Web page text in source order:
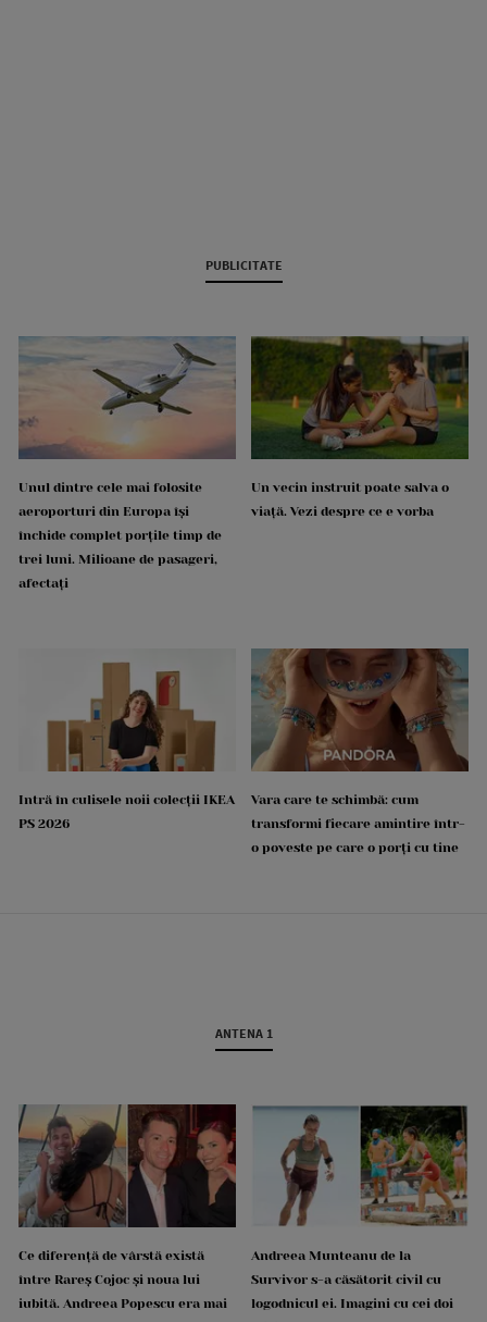
PUBLICITATE
Unul dintre cele mai folosite
aeroporturi din Europa își
închide complet porțile timp de
trei luni. Milioane de pasageri,
afectați
Un vecin instruit poate salva o
viață. Vezi despre ce e vorba
Intră în culisele noii colecții IKEA
PS 2026
Vara care te schimbă: cum
transformi fiecare amintire într-
o poveste pe care o porți cu tine
ANTENA 1
Ce diferență de vârstă există
între Rareș Cojoc și noua lui
iubită. Andreea Popescu era mai
Andreea Munteanu de la
Survivor s-a căsătorit civil cu
logodnicul ei. Imagini cu cei doi